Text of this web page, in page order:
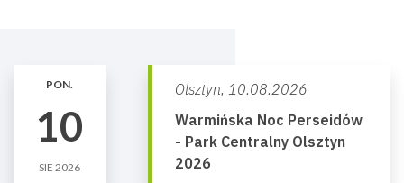
PON.
10
SIE 2026
Olsztyn, 10.08.2026
Warmińska Noc Perseidów
- Park Centralny Olsztyn
2026